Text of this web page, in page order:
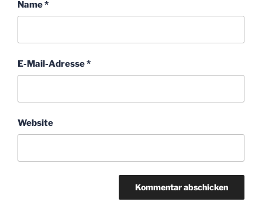
Name*
E-Mail-Adresse*
Website